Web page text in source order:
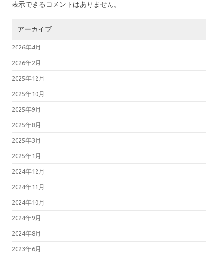
表示できるコメントはありません。
アーカイブ
2026年4月
2026年2月
2025年12月
2025年10月
2025年9月
2025年8月
2025年3月
2025年1月
2024年12月
2024年11月
2024年10月
2024年9月
2024年8月
2023年6月